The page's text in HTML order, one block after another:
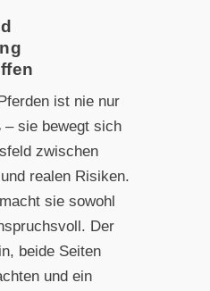
ist nie nur
sie bewegt sich
zwischen
realen Risiken.
sie sowohl
Der
beide Seiten
und ein